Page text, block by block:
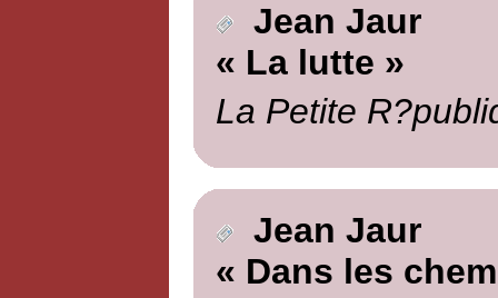
Jean Jaur
« La lutte »
La Petite
Jean Jaur
« Dans les